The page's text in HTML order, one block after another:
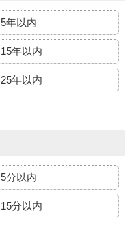
5年以内
15年以内
25年以内
5分以内
15分以内